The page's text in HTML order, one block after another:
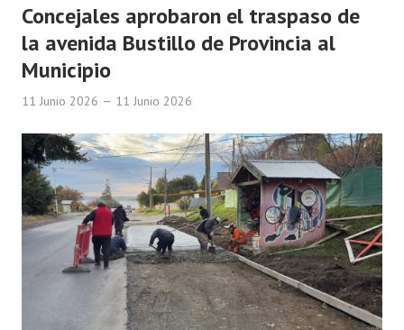
Concejales aprobaron el traspaso de
la avenida Bustillo de Provincia al
Municipio
11 Junio 2026 11 Junio 2026